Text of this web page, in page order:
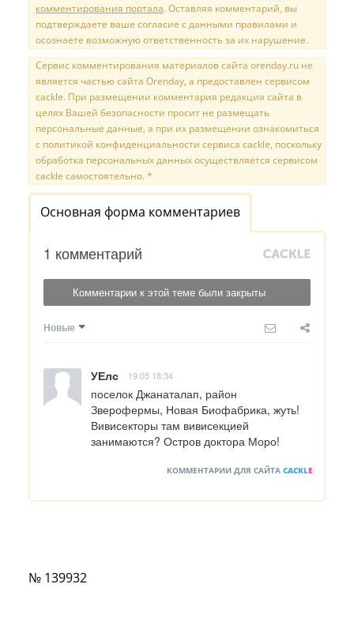
комментирования портала. Оставляя комментарий, вы
подтверждаете ваше согласие с данными правилами и
осознаете возможную ответственность за их нарушение.
Сервис комментирования материалов сайта orenday.ru не
является частью сайта Orenday, а предоставлен сервисом
cackle. При размещении комментария редакция сайта в
целях Вашей безопасности просит не размещать
персональные данные, а при их размещении ознакомиться
с политикой конфиденциальности сервиса cackle, поскольку
обработка персональных данных осуществляется сервисом
cackle самостоятельно. *
Основная форма комментариев
1 комментарий
Комментарии к этой теме были закрыты
Новые
УЕлс 19.05 18:34
поселок Джанаталап, район
Зверофермы, Новая Биофабрика, жуть!
Вивисекторы там вивисекцией
занимаются? Остров доктора Моро!
КОММЕНТАРИИ ДЛЯ САЙТА CACKLE
№ 139932